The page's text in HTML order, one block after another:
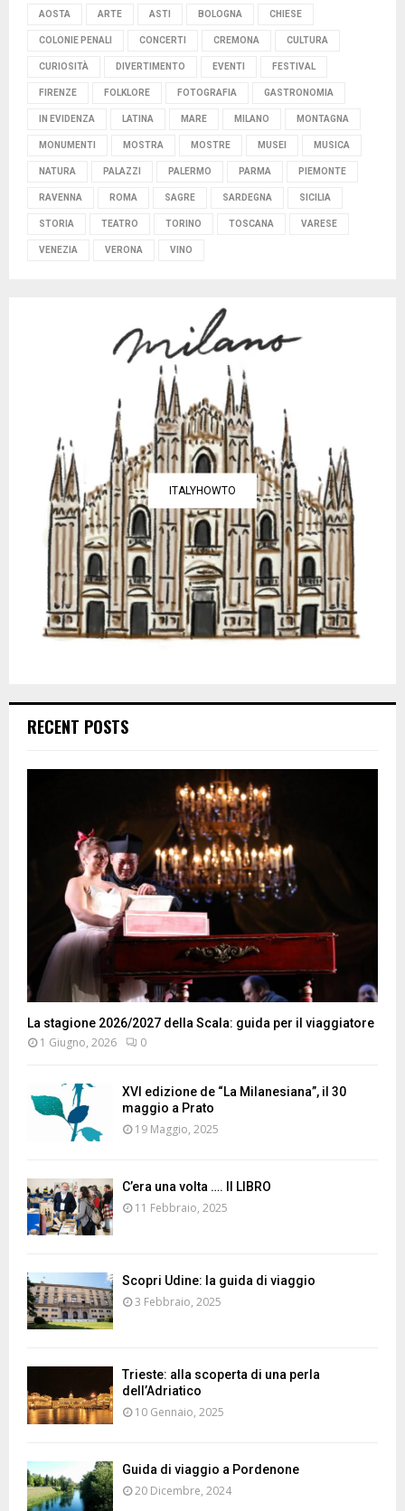
AOSTA ARTE ASTI BOLOGNA CHIESE
COLONIE PENALI CONCERTI CREMONA CULTURA
CURIOSITÀ DIVERTIMENTO EVENTI FESTIVAL
FIRENZE FOLKLORE FOTOGRAFIA GASTRONOMIA
IN EVIDENZA LATINA MARE MILANO MONTAGNA
MONUMENTI MOSTRA MOSTRE MUSEI MUSICA
NATURA PALAZZI PALERMO PARMA PIEMONTE
RAVENNA ROMA SAGRE SARDEGNA SICILIA
STORIA TEATRO TORINO TOSCANA VARESE
VENEZIA VERONA VINO
ITALYHOWTO
RECENT POSTS
La stagione 2026/2027 della Scala: guida per il viaggiatore
1 Giugno, 2026 0
XVI edizione de “La Milanesiana”, il 30
maggio a Prato
19 Maggio, 2025
C’era una volta …. Il LIBRO
11 Febbraio, 2025
Scopri Udine: la guida di viaggio
3 Febbraio, 2025
Trieste: alla scoperta di una perla
dell’Adriatico
10 Gennaio, 2025
Guida di viaggio a Pordenone
20 Dicembre, 2024